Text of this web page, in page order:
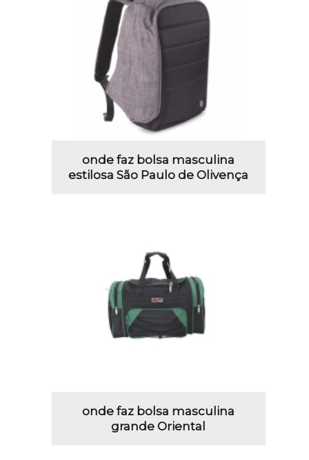
onde faz bolsa masculina
estilosa São Paulo de Olivença
onde faz bolsa masculina
grande Oriental